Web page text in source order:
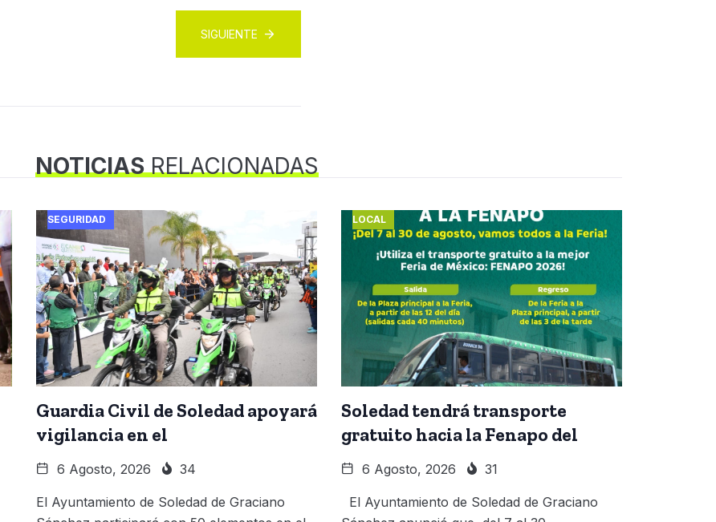
SIGUIENTE
NOTICIASRELACIONADAS
SEGURIDAD
Guardia Civil de Soledad apoyará
vigilancia en el
6 Agosto, 2026 34
El Ayuntamiento de Soledad de Graciano
LOCAL
Soledad tendrá transporte
gratuito hacia la Fenapo del
6 Agosto, 2026 31
El Ayuntamiento de Soledad de Graciano